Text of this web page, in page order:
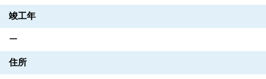
竣工年
ー
住所